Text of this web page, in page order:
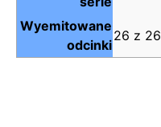
Wyemitowane
odcinki
26 z 26